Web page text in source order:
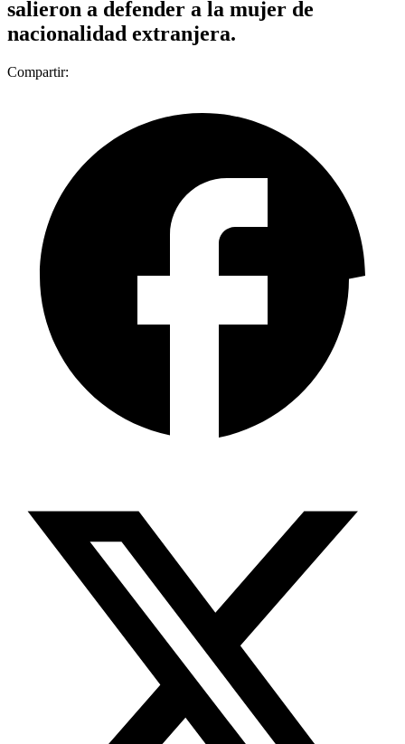
salieron a defender a la mujer de
nacionalidad extranjera.
Compartir: